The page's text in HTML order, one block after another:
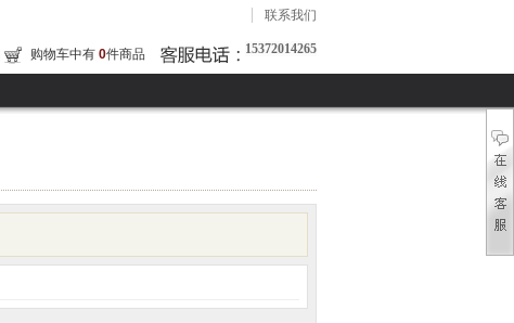
购物车中有 0件商品 15372014265
联系我们